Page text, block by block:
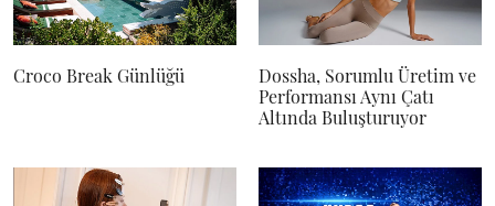
Croco Break Günlüğü
Dossha, Sorumlu Üretim ve
Performansı Aynı Çatı
Altında Buluşturuyor